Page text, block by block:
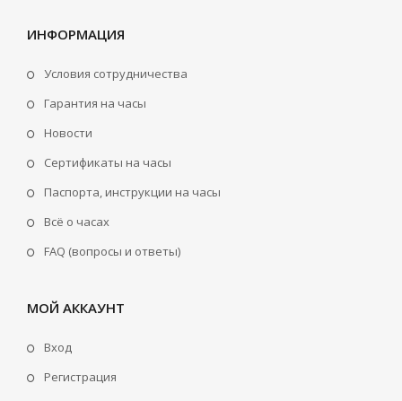
ИНФОРМАЦИЯ
Условия сотрудничества
Гарантия на часы
Новости
Сертификаты на часы
Паспорта, инструкции на часы
Всё о часах
FAQ (вопросы и ответы)
МОЙ АККАУНТ
Вход
Регистрация